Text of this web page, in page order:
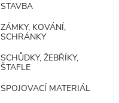
STAVBA
ZÁMKY, KOVÁNÍ,
SCHRÁNKY
SCHŮDKY, ŽEBŘÍKY,
ŠTAFLE
SPOJOVACÍ MATERIÁL